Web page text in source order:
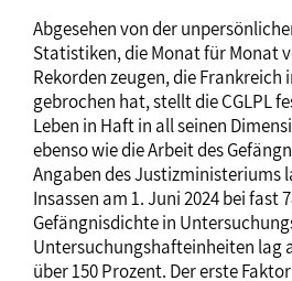
Abgesehen von der
Statistiken, die Monat für Monat
Rekorden zeugen, die Frankreich
gebrochen hat, stellt die CGLPL
Leben in Haft in all seinen
ebenso wie die Arbeit des
Angaben des Justizministeriums
Insassen am 1. Juni 2024 bei fast
Gefängnisdichte in
Untersuchungshafteinheiten lag
über 150 Prozent. Der erste